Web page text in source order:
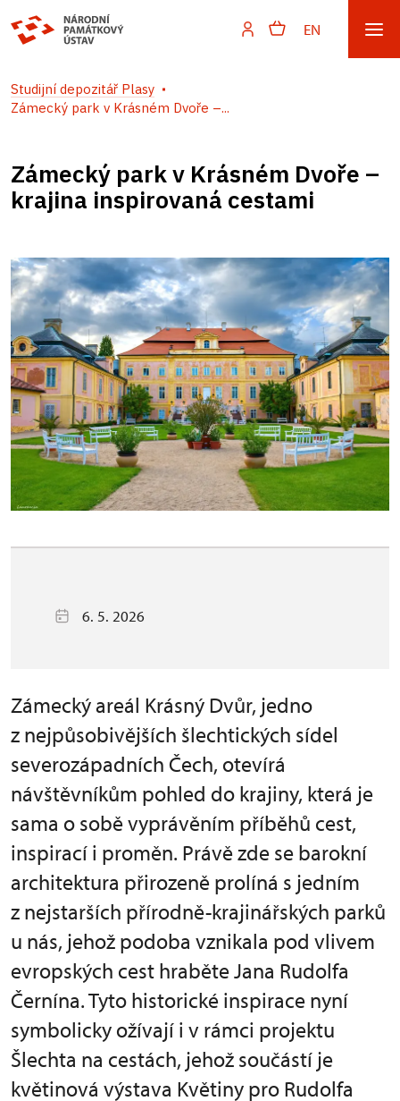
EN
Studijní depozitář Plasy
Zámecký park v Krásném Dvoře –...
Zámecký park v Krásném Dvoře –
krajina inspirovaná cestami
6. 5. 2026
Zámecký areál Krásný Dvůr, jedno
z nejpůsobivějších šlechtických sídel
severozápadních Čech, otevírá
návštěvníkům pohled do krajiny, která je
sama o sobě vyprávěním příběhů cest,
inspirací i proměn. Právě zde se barokní
architektura přirozeně prolíná s jedním
z nejstarších přírodně-krajinářských parků
u nás, jehož podoba vznikala pod vlivem
evropských cest hraběte Jana Rudolfa
Černína. Tyto historické inspirace nyní
symbolicky ožívají i v rámci projektu
Šlechta na cestách, jehož součástí je
květinová výstava Květiny pro Rudolfa